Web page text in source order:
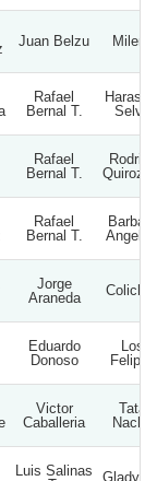
Juan Belzu Milena
Rafael
Bernal T.
Haras
Selva
Rafael
Bernal T.
Rodrigo
Quiroz
Rafael
Bernal T.
Barbara
Jorge
Araneda
Eduardo
Donoso
Los
Felipes
Victor
Caballeria
Tata
Nacho
Luis Salinas